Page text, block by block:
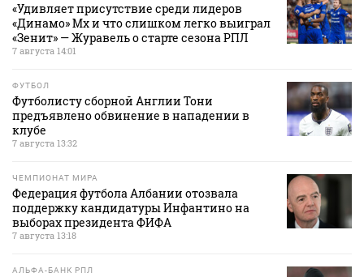
«Удивляет присутствие среди лидеров
«Динамо» Мх и что слишком легко выиграл
«Зенит» — Журавель о старте сезона РПЛ
7 августа 14:01
ФУТБОЛ
Футболисту сборной Англии Тони
предъявлено обвинение в нападении в
клубе
7 августа 13:32
ЧЕМПИОНАТ МИРА
Федерация футбола Албании отозвала
поддержку кандидатуры Инфантино на
выборах президента ФИФА
7 августа 13:18
АЛЬФА-БАНК РПЛ